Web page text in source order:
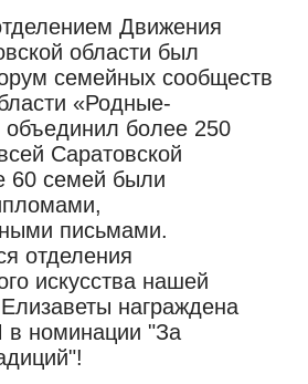
Движения
области был
семейных сообществ
«Родные-
более 250
Саратовской
60 семей были
письмами.
отделения
искусства нашей
награждена
номинации "За